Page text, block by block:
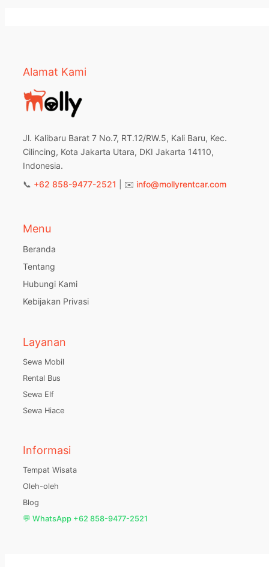
Alamat Kami
Jl. Kalibaru Barat 7 No.7, RT.12/RW.5, Kali Baru, Kec.
Cilincing, Kota Jakarta Utara, DKI Jakarta 14110,
Indonesia.
📞 +62 858-9477-2521 | ✉️ info@mollyrentcar.com
Menu
Beranda
Tentang
Hubungi Kami
Kebijakan Privasi
Layanan
Sewa Mobil
Rental Bus
Sewa Elf
Sewa Hiace
Informasi
Tempat Wisata
Oleh-oleh
Blog
💬 WhatsApp +62 858-9477-2521